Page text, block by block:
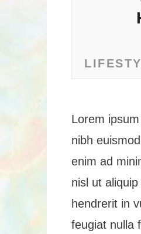
Lorem
nibh
enim ad
nisl ut
hendrerit in
feugiat nulla